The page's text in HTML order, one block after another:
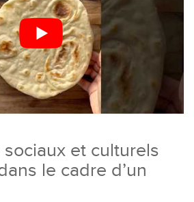
et culturels
le cadre d’un